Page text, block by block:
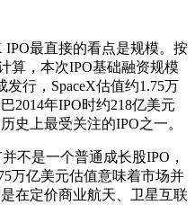
IPO最直接的看点是规模。按
算，本次IPO基础融资规模
行，SpaceX估值约1.75万
2014年IPO时约218亿美元
史上最受关注的IPO之一。
不是一个普通成长股IPO，
万亿美元估值意味着市场并
在定价商业航天、卫星互联